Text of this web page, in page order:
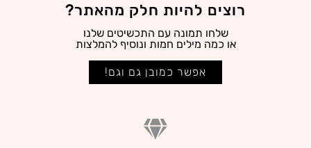
רוצים להיות חלק מהאתר?
שלחו תמונה עם התכשיטים שלנו
או כמה מילים חמות ונוסיף להמלצות
אפשר כמובן גם וגם!